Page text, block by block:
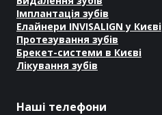
Імплантація зубів
Елайнери INVISALIGN у Києві
Протезування зубів
Брекет-системи в Києві
Лікування зубів
Наші телефони